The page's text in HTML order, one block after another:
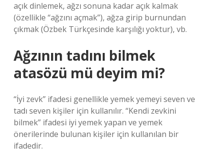
açık dinlemek, ağzı sonuna kadar açık kalmak
(özellikle “ağzını açmak”), ağza girip burnundan
çıkmak (Özbek Türkçesinde karşılığı yoktur), vb.
Ağzının tadını bilmek
atasözü mü deyim mi?
“İyi zevk” ifadesi genellikle yemek yemeyi seven ve
tadı seven kişiler için kullanılır. “Kendi zevkini
bilmek” ifadesi iyi yemek yapan ve yemek
önerilerinde bulunan kişiler için kullanılan bir
ifadedir.